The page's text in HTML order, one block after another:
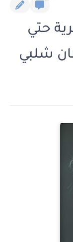
حتي
شلبي